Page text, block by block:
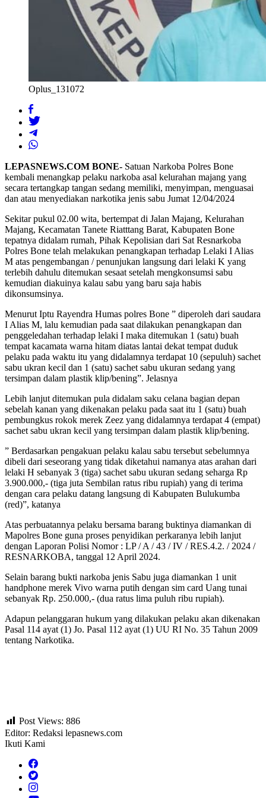
Oplus_131072
LEPASNEWS.COM BONE- Satuan Narkoba Polres Bone
kembali menangkap pelaku narkoba asal kelurahan majang yang
secara tertangkap tangan sedang memiliki, menyimpan, menguasai
dan atau menyediakan narkotika jenis sabu Jumat 12/04/2024
Sekitar pukul 02.00 wita, bertempat di Jalan Majang, Kelurahan
Majang, Kecamatan Tanete Riatttang Barat, Kabupaten Bone
tepatnya didalam rumah, Pihak Kepolisian dari Sat Resnarkoba
Polres Bone telah melakukan penangkapan terhadap Lelaki I Alias
M atas pengembangan / penunjukan langsung dari lelaki K yang
terlebih dahulu ditemukan sesaat setelah mengkonsumsi sabu
kemudian diakuinya kalau sabu yang baru saja habis
dikonsumsinya.
Menurut Iptu Rayendra Humas polres Bone ” diperoleh dari saudara
I Alias M, lalu kemudian pada saat dilakukan penangkapan dan
penggeledahan terhadap lelaki I maka ditemukan 1 (satu) buah
tempat kacamata warna hitam diatas lantai dekat tempat duduk
pelaku pada waktu itu yang didalamnya terdapat 10 (sepuluh) sachet
sabu ukran kecil dan 1 (satu) sachet sabu ukuran sedang yang
tersimpan dalam plastik klip/bening”. Jelasnya
Lebih lanjut ditemukan pula didalam saku celana bagian depan
sebelah kanan yang dikenakan pelaku pada saat itu 1 (satu) buah
pembungkus rokok merek Zeez yang didalamnya terdapat 4 (empat)
sachet sabu ukran kecil yang tersimpan dalam plastik klip/bening.
” Berdasarkan pengakuan pelaku kalau sabu tersebut sebelumnya
dibeli dari seseorang yang tidak diketahui namanya atas arahan dari
lelaki H sebanyak 3 (tiga) sachet sabu ukuran sedang seharga Rp
3.900.000,- (tiga juta Sembilan ratus ribu rupiah) yang di terima
dengan cara pelaku datang langsung di Kabupaten Bulukumba
(red)”, katanya
Atas perbuatannya pelaku bersama barang buktinya diamankan di
Mapolres Bone guna proses penyidikan perkaranya lebih lanjut
dengan Laporan Polisi Nomor : LP / A / 43 / IV / RES.4.2. / 2024 /
RESNARKOBA, tanggal 12 April 2024.
Selain barang bukti narkoba jenis Sabu juga diamankan 1 unit
handphone merek Vivo warna putih dengan sim card Uang tunai
sebanyak Rp. 250.000,- (dua ratus lima puluh ribu rupiah).
Adapun pelanggaran hukum yang dilakukan pelaku akan dikenakan
Pasal 114 ayat (1) Jo. Pasal 112 ayat (1) UU RI No. 35 Tahun 2009
tentang Narkotika.
Post Views: 886
Editor: Redaksi lepasnews.com
Ikuti Kami